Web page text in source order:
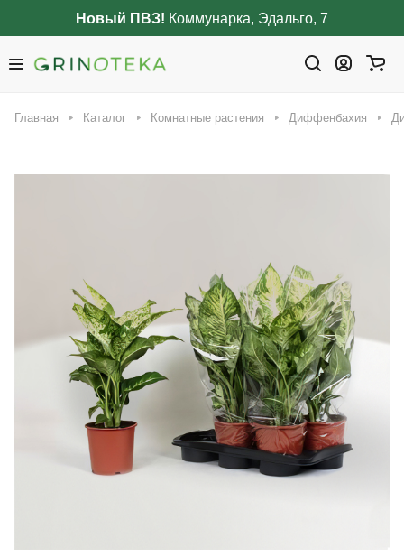
Новый ПВЗ! Коммунарка, Эдальго, 7
Главная Каталог Комнатные растения Диффенбахия